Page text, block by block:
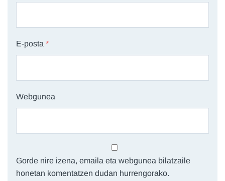
E-posta *
Webgunea
Gorde nire izena, emaila eta webgunea bilatzaile
honetan komentatzen dudan hurrengorako.